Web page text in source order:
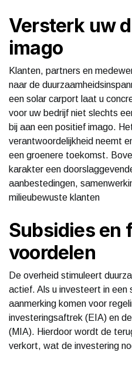
Versterk uw
imago
Klanten, partners en
naar de
een solar carport laat u
voor uw bedrijf niet slechts
bij aan een positief imago.
verantwoordelijkheid neemt
een groenere toekomst.
karakter een
aanbestedingen,
milieubewuste klanten
Subsidies en
voordelen
De overheid stimuleert
actief. Als u investeert in een
aanmerking komen voor
investeringsaftrek (EIA) en
(MIA). Hierdoor wordt de
verkort, wat de investering